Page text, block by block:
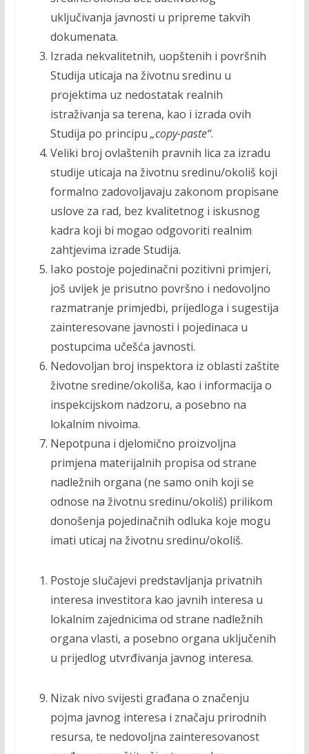
uključivanja javnosti u pripreme takvih
dokumenata.
Izrada nekvalitetnih, uopštenih i površnih
Studija uticaja na životnu sredinu u
projektima uz nedostatak realnih
istraživanja sa terena, kao i izrada ovih
Studija po principu „copy-paste“.
Veliki broj ovlaštenih pravnih lica za izradu
studije uticaja na životnu sredinu/okoliš koji
formalno zadovoljavaju zakonom propisane
uslove za rad, bez kvalitetnog i iskusnog
kadra koji bi mogao odgovoriti realnim
zahtjevima izrade Studija.
Iako postoje pojedinačni pozitivni primjeri,
još uvijek je prisutno površno i nedovoljno
razmatranje primjedbi, prijedloga i sugestija
zainteresovane javnosti i pojedinaca u
postupcima učešća javnosti.
Nedovoljan broj inspektora iz oblasti zaštite
životne sredine/okoliša, kao i informacija o
inspekcijskom nadzoru, a posebno na
lokalnim nivoima.
Nepotpuna i djelomično proizvoljna
primjena materijalnih propisa od strane
nadležnih organa (ne samo onih koji se
odnose na životnu sredinu/okoliš) prilikom
donošenja pojedinačnih odluka koje mogu
imati uticaj na životnu sredinu/okoliš.
Postoje slučajevi predstavljanja privatnih
interesa investitora kao javnih interesa u
lokalnim zajednicima od strane nadležnih
organa vlasti, a posebno organa uključenih
u prijedlog utvrđivanja javnog interesa.
Nizak nivo svijesti građana o značenju
pojma javnog interesa i značaju prirodnih
resursa, te nedovoljna zainteresovanost